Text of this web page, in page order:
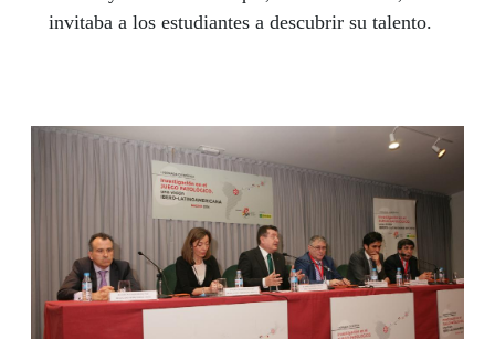
invitaba a los estudiantes a descubrir su talento.